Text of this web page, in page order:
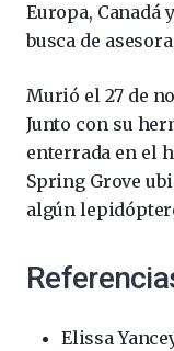
Europa, Canadá
busca de
Murió el 27 de
Junto con su
enterrada en el
Spring Grove
algún
Elissa